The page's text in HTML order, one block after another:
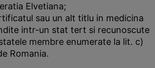
Elvetiana;
sau un alt titlu in medicina
intr-un stat tert si recunoscute
membre enumerate la lit. c)
Romania.